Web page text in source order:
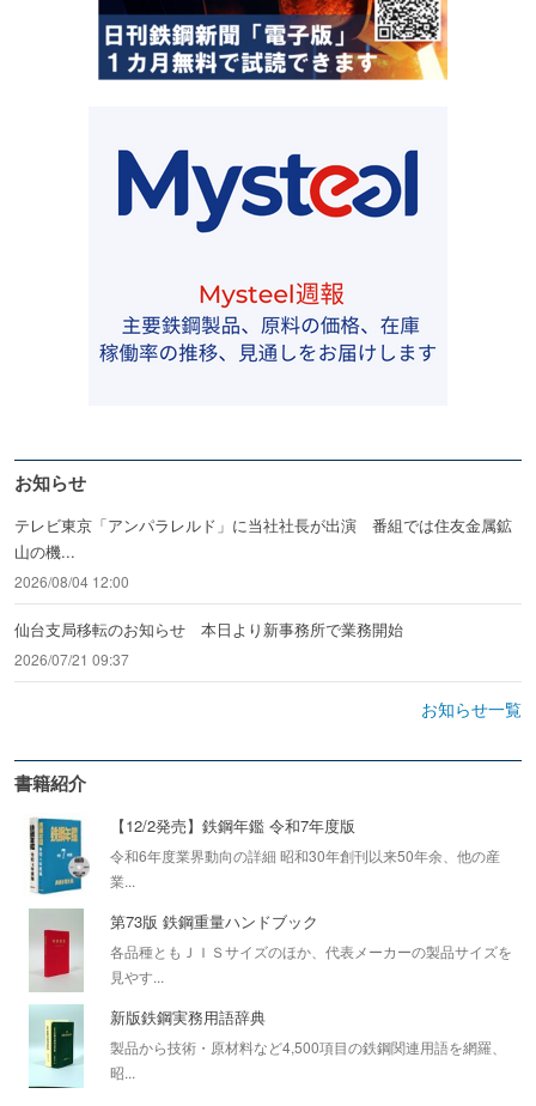
お知らせ
テレビ東京「アンパラレルド」に当社社長が出演 番組では住友金属鉱
山の機...
2026/08/04 12:00
仙台支局移転のお知らせ 本日より新事務所で業務開始
2026/07/21 09:37
お知らせ一覧
書籍紹介
【12/2発売】鉄鋼年鑑 令和7年度版
令和6年度業界動向の詳細 昭和30年創刊以来50年余、他の産
業...
第73版 鉄鋼重量ハンドブック
各品種ともＪＩＳサイズのほか、代表メーカーの製品サイズを
見やす...
新版鉄鋼実務用語辞典
製品から技術・原材料など4,500項目の鉄鋼関連用語を網羅、
昭...